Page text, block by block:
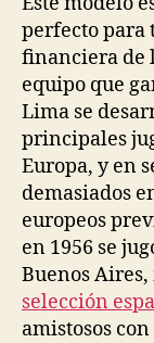
perfecto para
financiera de
equipo que
Lima se
principales
Europa, y en
demasiados
europeos
en 1956 se
Buenos
selección
amistosos